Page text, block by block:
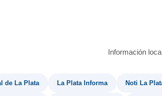
Información
de La Plata La Plata Informa Noti La